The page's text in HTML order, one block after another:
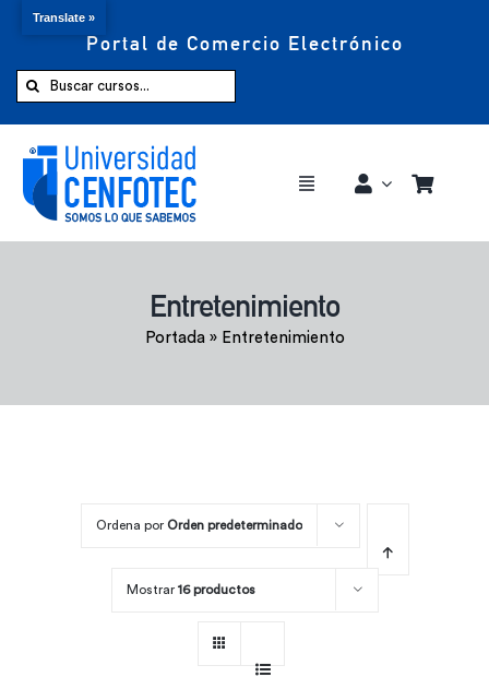
Portal de Comercio Electrónico
Buscar:
Toggle
Comprar ahora
Entretenimiento
Portada» Entretenimiento
Ordena por Orden predeterminado
Mostrar 16 productos
Translate »